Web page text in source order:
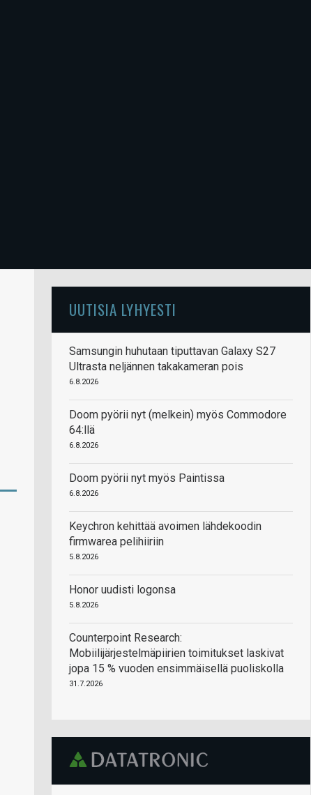
UUTISIA LYHYESTI
Samsungin huhutaan tiputtavan Galaxy S27
Ultrasta neljännen takakameran pois
6.8.2026
Doom pyörii nyt (melkein) myös Commodore
64:llä
6.8.2026
Doom pyörii nyt myös Paintissa
6.8.2026
Keychron kehittää avoimen lähdekoodin
firmwarea pelihiiriin
5.8.2026
Honor uudisti logonsa
5.8.2026
Counterpoint Research:
Mobiilijärjestelmäpiirien toimitukset laskivat
jopa 15 % vuoden ensimmäisellä puoliskolla
31.7.2026